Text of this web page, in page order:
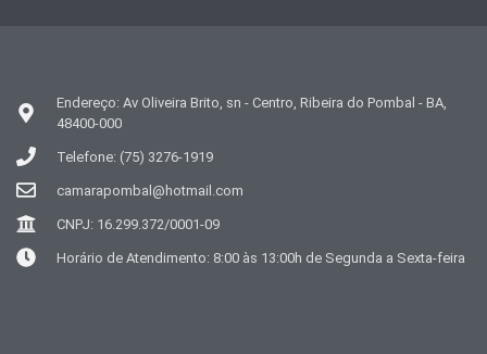
Endereço: Av Oliveira Brito, sn - Centro, Ribeira do Pombal - BA,
48400-000
Telefone: (75) 3276-1919
camarapombal@hotmail.com
CNPJ: 16.299.372/0001-09
Horário de Atendimento: 8:00 às 13:00h de Segunda a Sexta-feira